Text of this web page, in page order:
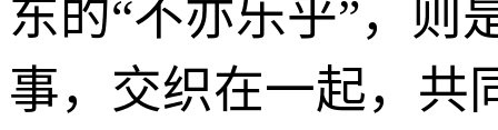
东的“不亦乐乎”，则
事，交织在一起，共